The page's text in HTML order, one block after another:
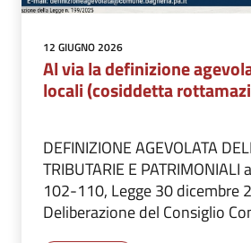
12 GIUGNO 2026
Al via la definizione
locali (cosiddetta
DEFINIZIONE AGEVOLATA
TRIBUTARIE E
102-110, Legge 30 dicembre
Deliberazione del Consiglio